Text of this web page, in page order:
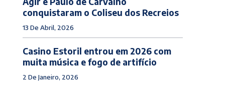
conquistaram o Coliseu dos Recreios
13 De Abril, 2026
Casino Estoril entrou em 2026 com
muita música e fogo de artifício
2 De Janeiro, 2026